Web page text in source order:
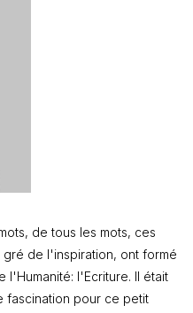
de tous les mots, ces
de l'inspiration, ont formé
l'Humanité: l'Ecriture. Il était
fascination pour ce petit